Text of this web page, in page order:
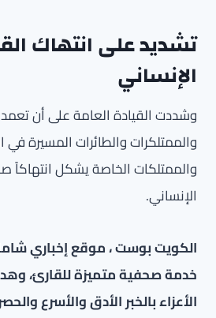
تشديد على انتهاك
الإنساني
وشددت القيادة العامة على أن
والممتلكرات والطائرات المسيرة
والممتلكات الخاصة يشكل انتهاكاً
الإنساني.
الكويت بوست ، موقع إخباري
خدمة صحفية متميزة للقارئ،
الأعزاء بالخبر الأدق والأسرع